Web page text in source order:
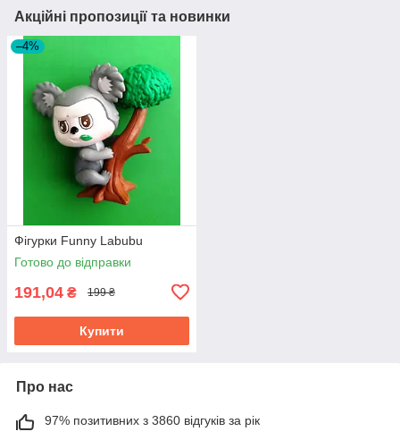
Акційні пропозиції та новинки
–4%
Фігурки Funny Labubu
Готово до відправки
191,04 ₴ 199 ₴
Купити
Про нас
97% позитивних з 3860 відгуків за рік